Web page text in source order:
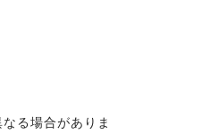
る場合がありま